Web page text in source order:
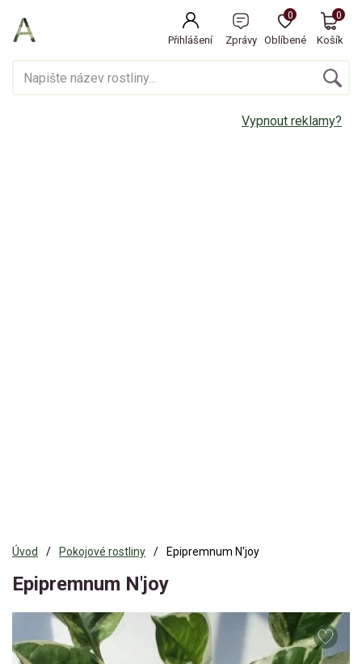
Přihlášení Zprávy Oblíbené
0
Košík
0
Vypnout reklamy?
Úvod Pokojové rostliny Epipremnum N'joy
Epipremnum N'joy